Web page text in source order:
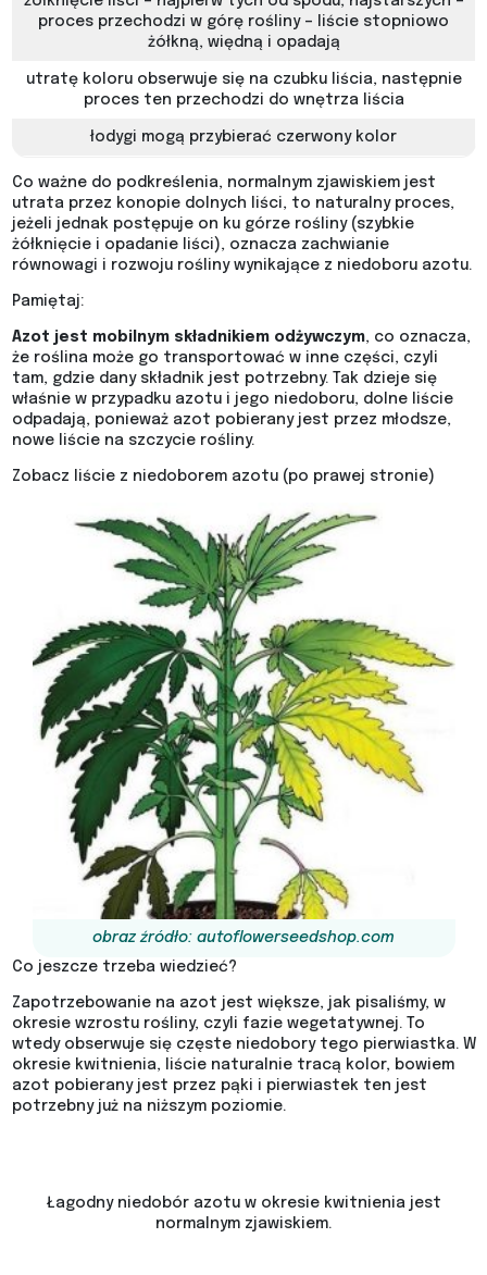
proces przechodzi w górę rośliny – liście stopniowo
żółkną, więdną i opadają
utratę koloru obserwuje się na czubku liścia, następnie
proces ten przechodzi do wnętrza liścia
łodygi mogą przybierać czerwony kolor
Co ważne do podkreślenia, normalnym zjawiskiem jest
utrata przez konopie dolnych liści, to naturalny proces,
jeżeli jednak postępuje on ku górze rośliny (szybkie
żółknięcie i opadanie liści), oznacza zachwianie
równowagi i rozwoju rośliny wynikające z niedoboru azotu.
Pamiętaj:
Azot jest mobilnym składnikiem odżywczym, co oznacza,
że roślina może go transportować w inne części, czyli
tam, gdzie dany składnik jest potrzebny. Tak dzieje się
właśnie w przypadku azotu i jego niedoboru, dolne liście
odpadają, ponieważ azot pobierany jest przez młodsze,
nowe liście na szczycie rośliny.
Zobacz liście z niedoborem azotu (po prawej stronie)
obraz źródło: autoflowerseedshop.com
Co jeszcze trzeba wiedzieć?
Zapotrzebowanie na azot jest większe, jak pisaliśmy, w
okresie wzrostu rośliny, czyli fazie wegetatywnej. To
wtedy obserwuje się częste niedobory tego pierwiastka. W
okresie kwitnienia, liście naturalnie tracą kolor, bowiem
azot pobierany jest przez pąki i pierwiastek ten jest
potrzebny już na niższym poziomie.
Łagodny niedobór azotu w okresie kwitnienia jest
normalnym zjawiskiem.